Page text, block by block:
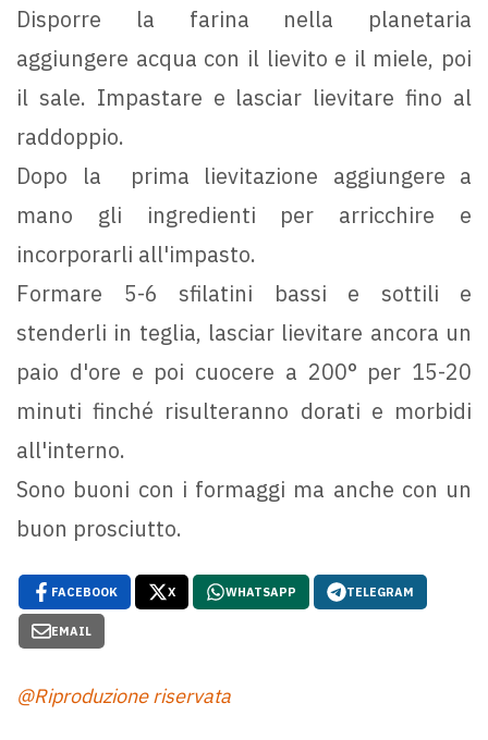
Disporre la farina nella planetaria
aggiungere acqua con il lievito e il miele, poi
il sale. Impastare e lasciar lievitare fino al
raddoppio.
Dopo la prima lievitazione aggiungere a
mano gli ingredienti per arricchire e
incorporarli all'impasto.
Formare 5-6 sfilatini bassi e sottili e
stenderli in teglia, lasciar lievitare ancora un
paio d'ore e poi cuocere a 200° per 15-20
minuti finché risulteranno dorati e morbidi
all'interno.
Sono buoni con i formaggi ma anche con un
buon prosciutto.
FACEBOOK X WHATSAPP TELEGRAM
EMAIL
@Riproduzione riservata